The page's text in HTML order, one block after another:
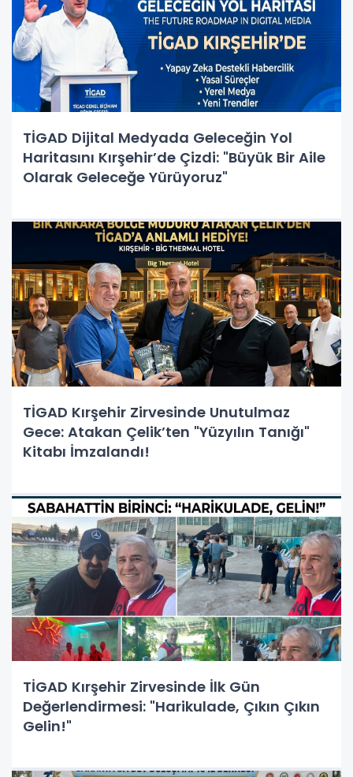
TİGAD Dijital Medyada Geleceğin Yol
Haritasını Kırşehir’de Çizdi: "Büyük Bir Aile
Olarak Geleceğe Yürüyoruz"
TİGAD Kırşehir Zirvesinde Unutulmaz
Gece: Atakan Çelik’ten "Yüzyılın Tanığı"
Kitabı İmzalandı!
TİGAD Kırşehir Zirvesinde İlk Gün
Değerlendirmesi: "Harikulade, Çıkın Çıkın
Gelin!"